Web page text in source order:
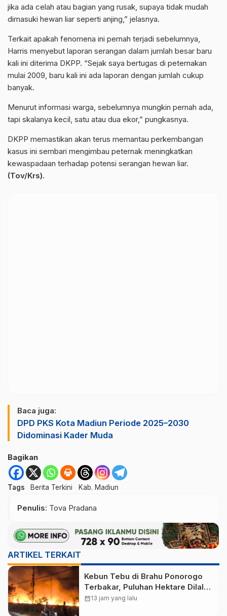
jika ada celah atau bagian yang rusak, supaya tidak mudah
dimasuki hewan liar seperti anjing,” jelasnya.
Terkait apakah fenomena ini pernah terjadi sebelumnya,
Harris menyebut laporan serangan dalam jumlah besar baru
kali ini diterima DKPP. “Sejak saya bertugas di peternakan
mulai 2009, baru kali ini ada laporan dengan jumlah cukup
banyak.
Menurut informasi warga, sebelumnya mungkin pernah ada,
tapi skalanya kecil, satu atau dua ekor,” pungkasnya.
DKPP memastikan akan terus memantau perkembangan
kasus ini sembari mengimbau peternak meningkatkan
kewaspadaan terhadap potensi serangan hewan liar.
(Tov/Krs).
Baca juga:
DPD PKS Kota Madiun Periode 2025–2030
Didominasi Kader Muda
Bagikan
Tags Berita Terkini Kab. Madiun
Penulis: Tova Pradana
ARTIKEL TERKAIT
Kebun Tebu di Brahu Ponorogo
Terbakar, Puluhan Hektare Dilalap
Api
calendar_month13 jam yang lalu